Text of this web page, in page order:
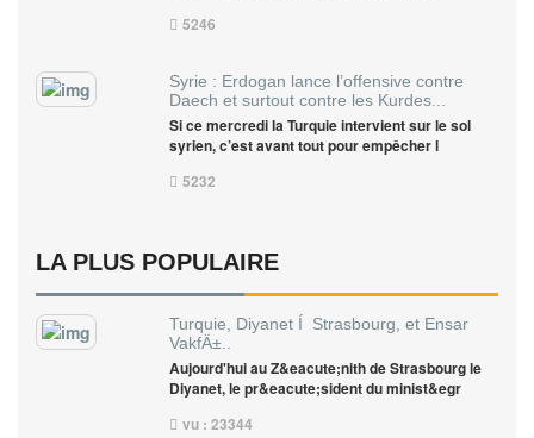
5246
Syrie : Erdogan lance l’offensive contre
Daech et surtout contre les Kurdes...
Si ce mercredi la Turquie intervient sur le sol
syrien, c’est avant tout pour empêcher l
5232
LA PLUS POPULAIRE
Turquie, Diyanet Í Strasbourg, et Ensar
VakfÄ±..
Aujourd'hui au Z&eacute;nith de Strasbourg le
Diyanet, le pr&eacute;sident du minist&egr
vu : 23344